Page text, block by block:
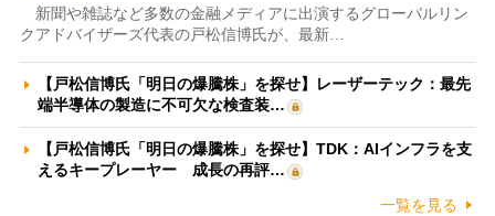
新聞や雑誌など多数の金融メディアに出演するグローバルリン
クアドバイザーズ代表の戸松信博氏が、最新…
【戸松信博氏「明日の爆騰株」を探せ】レーザーテック：最先
端半導体の製造に不可欠な検査装…
【戸松信博氏「明日の爆騰株」を探せ】TDK：AIインフラを支
えるキープレーヤー 成長の再評…
一覧を見る